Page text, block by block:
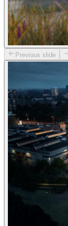
Previous slide